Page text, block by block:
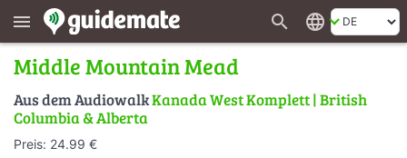
menu search language
Middle Mountain Mead
Aus dem AudiowalkKanada West Komplett | British
Columbia & Alberta
Preis: 24.99 €